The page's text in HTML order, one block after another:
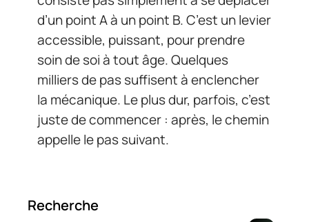
d’un point A à un point B. C’est un levier
accessible, puissant, pour prendre
soin de soi à tout âge. Quelques
milliers de pas suffisent à enclencher
la mécanique. Le plus dur, parfois, c’est
juste de commencer : après, le chemin
appelle le pas suivant.
Recherche